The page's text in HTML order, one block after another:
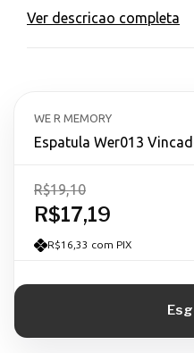
Ver descricao completa
WE R MEMORY
Espatula Wer013
R$17,19
R$19,10
R$16,33 com PIX